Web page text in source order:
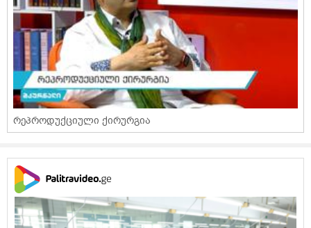
რეპროდუქციული ქირურგია